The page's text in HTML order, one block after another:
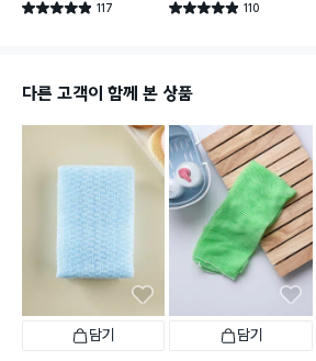
별점 4.9점 117
건 작성 별점 4.9점 110
건 작성
다른 고객이 함께 본 상품
담기 담기